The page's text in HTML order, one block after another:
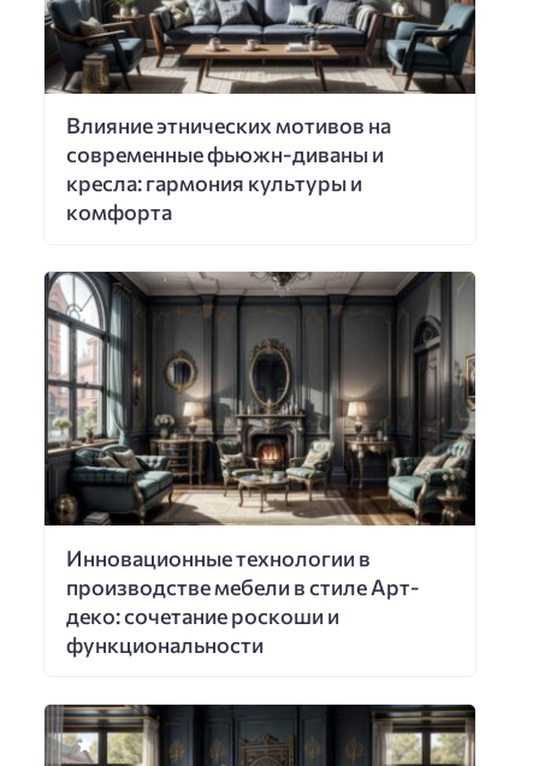
Влияние этнических мотивов на
современные фьюжн-диваны и
кресла: гармония культуры и
комфорта
Инновационные технологии в
производстве мебели в стиле Арт-
деко: сочетание роскоши и
функциональности